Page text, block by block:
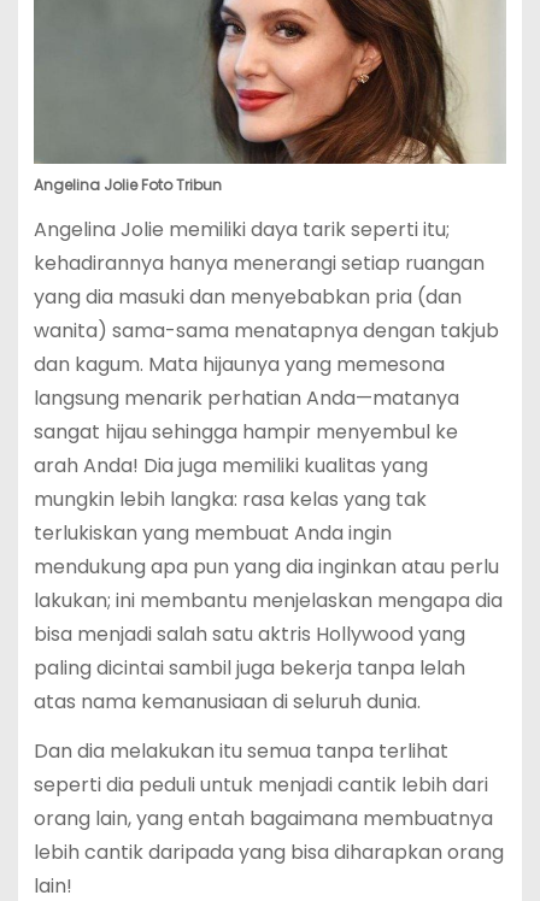
Angelina Jolie Foto Tribun
Angelina Jolie memiliki daya tarik seperti itu;
kehadirannya hanya menerangi setiap ruangan
yang dia masuki dan menyebabkan pria (dan
wanita) sama-sama menatapnya dengan takjub
dan kagum. Mata hijaunya yang memesona
langsung menarik perhatian Anda—matanya
sangat hijau sehingga hampir menyembul ke
arah Anda! Dia juga memiliki kualitas yang
mungkin lebih langka: rasa kelas yang tak
terlukiskan yang membuat Anda ingin
mendukung apa pun yang dia inginkan atau perlu
lakukan; ini membantu menjelaskan mengapa dia
bisa menjadi salah satu aktris Hollywood yang
paling dicintai sambil juga bekerja tanpa lelah
atas nama kemanusiaan di seluruh dunia.
Dan dia melakukan itu semua tanpa terlihat
seperti dia peduli untuk menjadi cantik lebih dari
orang lain, yang entah bagaimana membuatnya
lebih cantik daripada yang bisa diharapkan orang
lain!